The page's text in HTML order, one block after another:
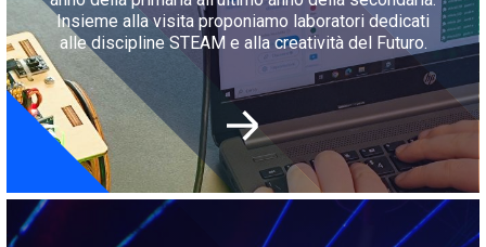
Insieme alla visita proponiamo laboratori dedicati
alle discipline STEAM e alla creatività del Futuro.
Immagine